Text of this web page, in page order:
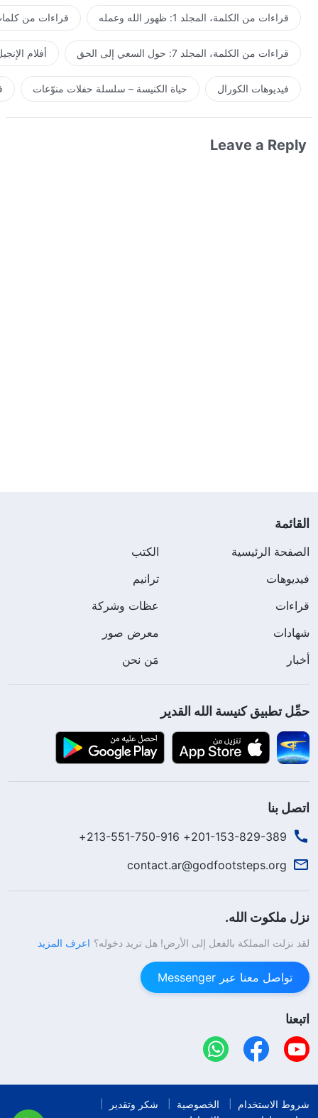
قراءات من الكلمة، المجلد 1: ظهور الله وعمله قراءات من
قراءات من الكلمة، المجلد 7: حول السعي إلى الحق أفلام
فيديوهات الكورال حياة الكنيسة – سلسلة حفلات منوّعات
Leave a Reply
القائمة
الصفحة الرئيسية
الكتب
فيديوهات
ترانيم
قراءات
عظات وشركة
شهادات
معرض صور
أخبار
مَن نحن
حمِّل تطبيق كنيسة الله القدير
اتصل بنا
201-153-829-389+ 213-551-750-916+
contact.ar@godfootsteps.org
نزل ملكوت الله.
لقد نزلت المملكة بالفعل إلى الأرض! هل تريد دخوله؟ اعرف المزيد
تواصل معنا عبر Messenger
اتبعنا
شروط الاستخدام الخصوصية
شكر وتقدير